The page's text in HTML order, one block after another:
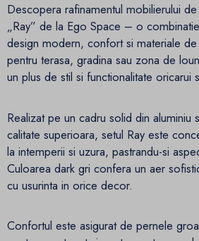
Descopera rafinamentul mobilierului
„Ray” de la Ego Space – o
design modern, confort si materiale de
pentru terasa, gradina sau zona de
un plus de stil si functionalitate oricarui
Realizat pe un cadru solid din aluminiu
calitate superioara, setul Ray este
la intemperii si uzura, pastrandu-si
Culoarea dark gri confera un aer
cu usurinta in orice decor.
Confortul este asigurat de pernele